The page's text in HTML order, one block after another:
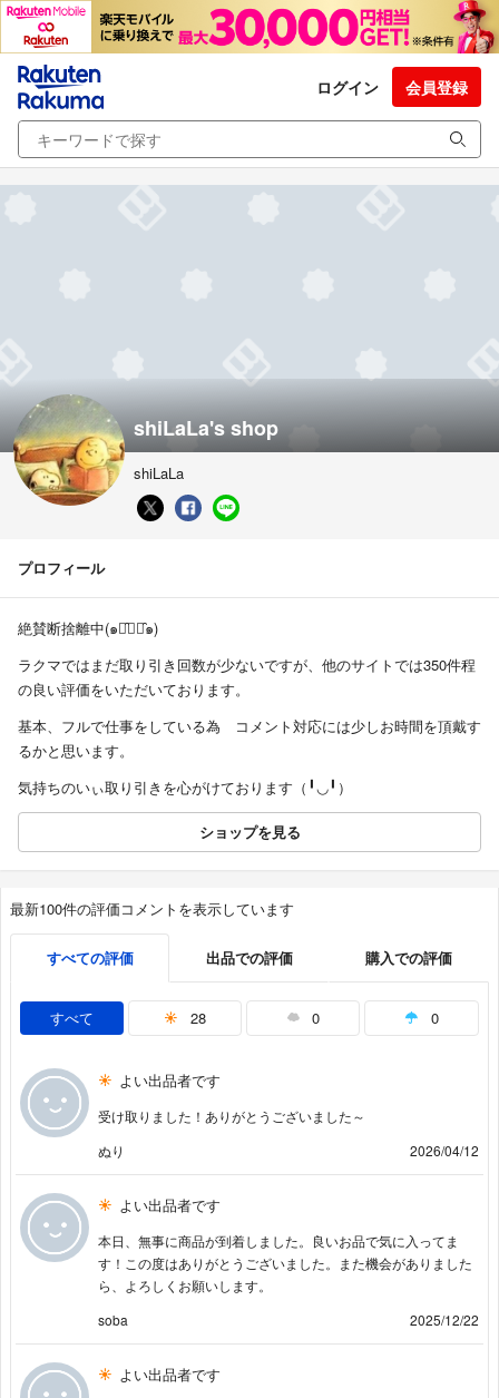
ログイン 会員登録
shiLaLa's shop
shiLaLa
プロフィール
絶賛断捨離中(๑･̑◡･̑๑)
ラクマではまだ取り引き回数が少ないですが、他のサイトでは350件程
の良い評価をいただいております。
基本、フルで仕事をしている為 コメント対応には少しお時間を頂戴す
るかと思います。
気持ちのいぃ取り引きを心がけております（╹◡╹）
ショップを見る
最新100件の評価コメントを表示しています
すべての評価 出品での評価 購入での評価
すべて 28 0 0
よい出品者です
受け取りました！ありがとうございました～
ぬり
2026/04/12
よい出品者です
本日、無事に商品が到着しました。良いお品で気に入ってま
す！この度はありがとうございました。また機会がありました
ら、よろしくお願いします。
soba
2025/12/22
よい出品者です